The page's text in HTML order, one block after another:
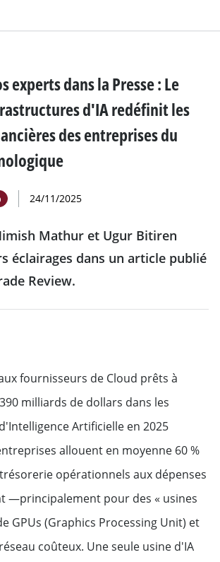
experts dans la Presse : Le
d'IA redéfinit les
des entreprises du
24/11/2025
Mathur et Ugur Bitiren
éclairages dans un article publié
Review.
fournisseurs de Cloud prêts à
milliards de dollars dans les
Artificielle en 2025
allouent en moyenne 60 %
opérationnels aux dépenses
—principalement pour des « usines
GPUs (Graphics Processing Unit) et
coûteux. Une seule usine d'IA